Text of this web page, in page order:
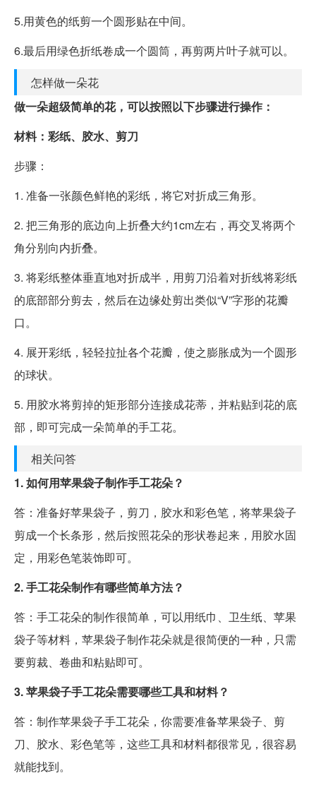
5.用黄色的纸剪一个圆形贴在中间。
6.最后用绿色折纸卷成一个圆筒，再剪两片叶子就可以。
怎样做一朵花
做一朵超级简单的花，可以按照以下步骤进行操作：
材料：彩纸、胶水、剪刀
步骤：
1. 准备一张颜色鲜艳的彩纸，将它对折成三角形。
2. 把三角形的底边向上折叠大约1cm左右，再交叉将两个
角分别向内折叠。
3. 将彩纸整体垂直地对折成半，用剪刀沿着对折线将彩纸
的底部部分剪去，然后在边缘处剪出类似“V”字形的花瓣
口。
4. 展开彩纸，轻轻拉扯各个花瓣，使之膨胀成为一个圆形
的球状。
5. 用胶水将剪掉的矩形部分连接成花蒂，并粘贴到花的底
部，即可完成一朵简单的手工花。
相关问答
1. 如何用苹果袋子制作手工花朵？
答：准备好苹果袋子，剪刀，胶水和彩色笔，将苹果袋子
剪成一个长条形，然后按照花朵的形状卷起来，用胶水固
定，用彩色笔装饰即可。
2. 手工花朵制作有哪些简单方法？
答：手工花朵的制作很简单，可以用纸巾、卫生纸、苹果
袋子等材料，苹果袋子制作花朵就是很简便的一种，只需
要剪裁、卷曲和粘贴即可。
3. 苹果袋子手工花朵需要哪些工具和材料？
答：制作苹果袋子手工花朵，你需要准备苹果袋子、剪
刀、胶水、彩色笔等，这些工具和材料都很常见，很容易
就能找到。